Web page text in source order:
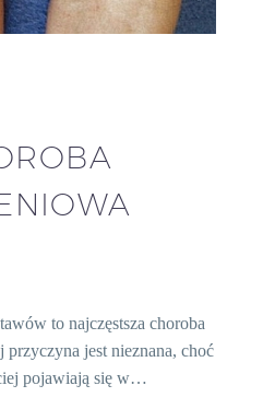
to najczęstsza choroba
przyczyna jest nieznana, choć
pojawiają się w…